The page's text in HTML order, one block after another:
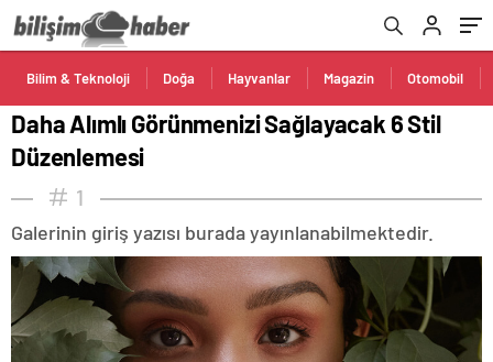
Bilim & Teknoloji Doğa Hayvanlar Magazin Otomobil
Daha Alımlı Görünmenizi Sağlayacak 6 Stil
Düzenlemesi
1
Galerinin giriş yazısı burada yayınlanabilmektedir.